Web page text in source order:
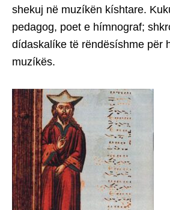
shekuj në muzíkën kíshtare.
pedagog, poet e hímnograf;
dídaskalíke të rëndësíshme për
muzíkës.